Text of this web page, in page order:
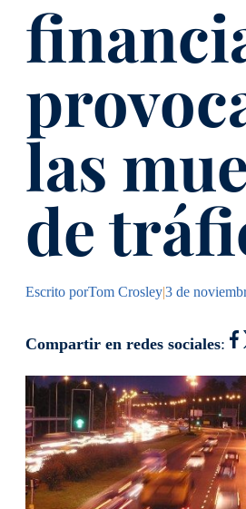
las
de
Escrito porTom Crosley|3 de
Compartir en redes sociales: